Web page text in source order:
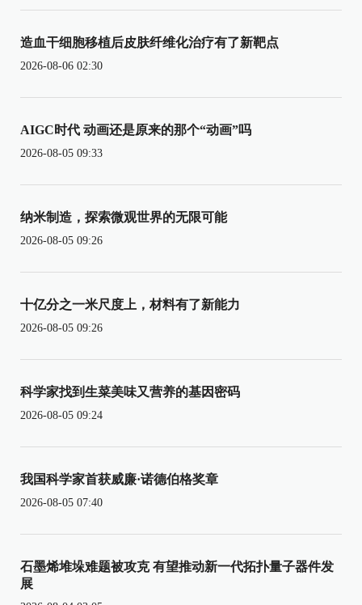
造血干细胞移植后皮肤纤维化治疗有了新靶点
2026-08-06 02:30
AIGC时代 动画还是原来的那个“动画”吗
2026-08-05 09:33
纳米制造，探索微观世界的无限可能
2026-08-05 09:26
十亿分之一米尺度上，材料有了新能力
2026-08-05 09:26
科学家找到生菜美味又营养的基因密码
2026-08-05 09:24
我国科学家首获威廉·诺德伯格奖章
2026-08-05 07:40
石墨烯堆垛难题被攻克 有望推动新一代拓扑量子器件发
展